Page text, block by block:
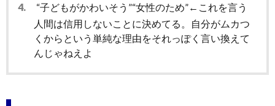
4.
“子どもがかわいそう”“女性のため”←これを言う
人間は信用しないことに決めてる。自分がムカつ
くからという単純な理由をそれっぽく言い換えて
んじゃねえよ